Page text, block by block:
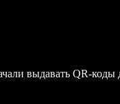
выдавать QR-